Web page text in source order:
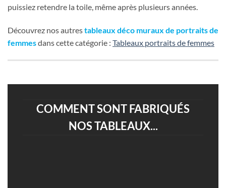
puissiez retendre la toile, même après plusieurs années.
Découvrez nos autrestableaux déco muraux de portraits de
femmesdans cette catégorie : Tableaux portraits de femmes
COMMENT SONT FABRIQUÉS
NOS TABLEAUX...